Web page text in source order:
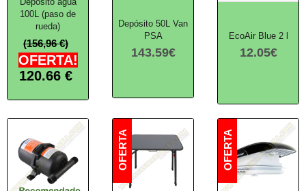
100L (paso de
rueda)
(156,96 €)
OFERTA!
120.66 €
Depósito 50L Van
PSA
143.59€
EcoAir Blue 2 l
12.05€